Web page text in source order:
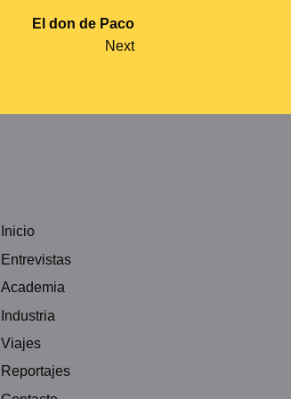
El don de Paco
Next
Inicio
Entrevistas
Academia
Industria
Viajes
Reportajes